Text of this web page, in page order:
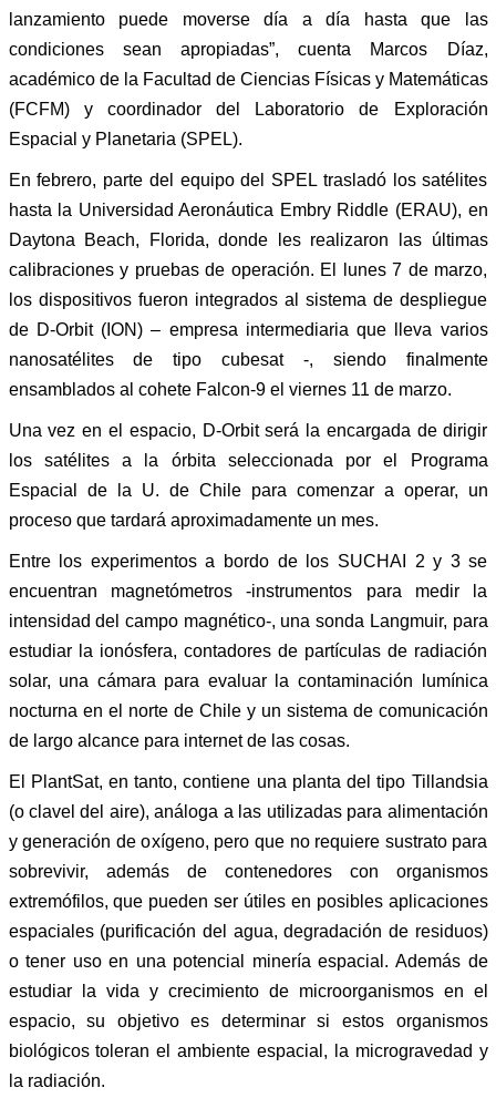
lanzamiento puede moverse día a día hasta que las
condiciones sean apropiadas”, cuenta Marcos Díaz,
académico de la Facultad de Ciencias Físicas y Matemáticas
(FCFM) y coordinador del Laboratorio de Exploración
Espacial y Planetaria (SPEL).
En febrero, parte del equipo del SPEL trasladó los satélites
hasta la Universidad Aeronáutica Embry Riddle (ERAU), en
Daytona Beach, Florida, donde les realizaron las últimas
calibraciones y pruebas de operación. El lunes 7 de marzo,
los dispositivos fueron integrados al sistema de despliegue
de D-Orbit (ION) – empresa intermediaria que lleva varios
nanosatélites de tipo cubesat -, siendo finalmente
ensamblados al cohete Falcon-9 el viernes 11 de marzo.
Una vez en el espacio, D-Orbit será la encargada de dirigir
los satélites a la órbita seleccionada por el Programa
Espacial de la U. de Chile para comenzar a operar, un
proceso que tardará aproximadamente un mes.
Entre los experimentos a bordo de los SUCHAI 2 y 3 se
encuentran magnetómetros -instrumentos para medir la
intensidad del campo magnético-, una sonda Langmuir, para
estudiar la ionósfera, contadores de partículas de radiación
solar, una cámara para evaluar la contaminación lumínica
nocturna en el norte de Chile y un sistema de comunicación
de largo alcance para internet de las cosas.
El PlantSat, en tanto, contiene una planta del tipo Tillandsia
(o clavel del aire), análoga a las utilizadas para alimentación
y generación de oxígeno, pero que no requiere sustrato para
sobrevivir, además de contenedores con organismos
extremófilos, que pueden ser útiles en posibles aplicaciones
espaciales (purificación del agua, degradación de residuos)
o tener uso en una potencial minería espacial. Además de
estudiar la vida y crecimiento de microorganismos en el
espacio, su objetivo es determinar si estos organismos
biológicos toleran el ambiente espacial, la microgravedad y
la radiación.